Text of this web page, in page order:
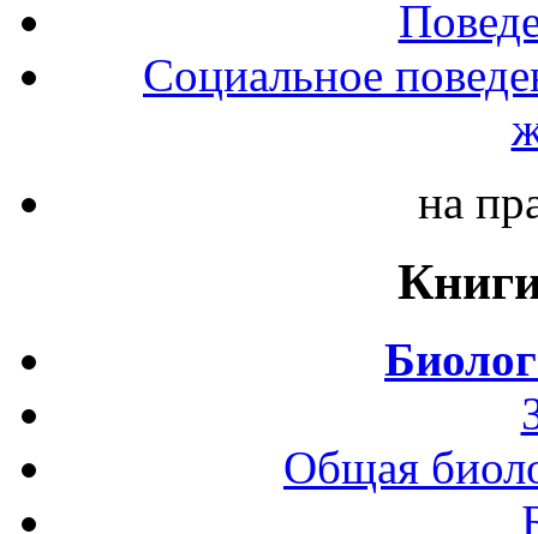
Социальное
на
Общая